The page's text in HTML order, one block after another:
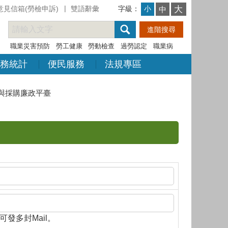
見信箱(勞檢申訴) 雙語辭彙 字級： 小 中 大
職業災害預防 勞工健康 勞動檢查 過勞認定 職業病
統計 便民服務 法規專區
採購廉政平臺
發多封Mail。